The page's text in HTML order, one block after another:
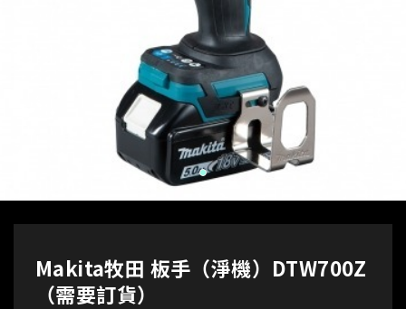
Makita牧田 板手（淨機）DTW700Z
（需要訂貨）